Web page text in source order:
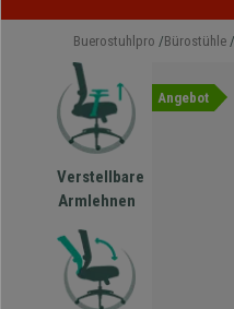
Buerostuhlpro Bürostühle
Verstellbare
Armlehnen
Angebot